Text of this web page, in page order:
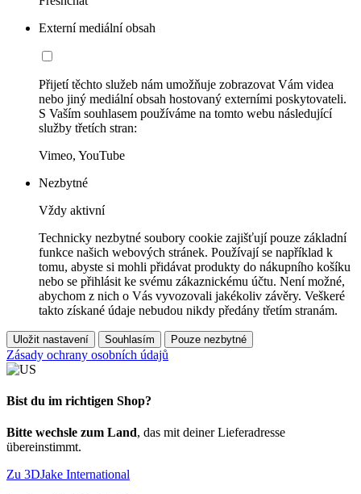
Externí mediální obsah
Přijetí těchto služeb nám umožňuje zobrazovat Vám videa
nebo jiný mediální obsah hostovaný externími poskytovateli.
S Vaším souhlasem používáme na tomto webu následující
služby třetích stran:
Vimeo, YouTube
Nezbytné
Vždy aktivní
Technicky nezbytné soubory cookie zajišťují pouze základní
funkce našich webových stránek. Používají se například k
tomu, abyste si mohli přidávat produkty do nákupního košíku
nebo se přihlásit ke svému zákaznickému účtu. Není možné,
abychom z nich o Vás vyvozovali jakékoliv závěry. Veškeré
takto získané údaje nebudou nikdy předány třetím stranám.
Uložit nastavení Souhlasím Pouze nezbytné
Zásady ochrany osobních údajů
Bist du im richtigen Shop?
Bitte wechsle zum Land, das mit deiner Lieferadresse
übereinstimmt.
Zu 3DJake International